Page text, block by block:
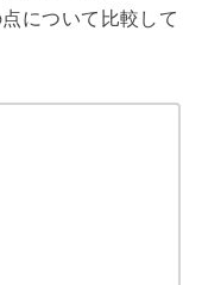
について比較して